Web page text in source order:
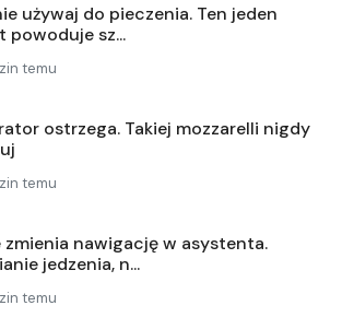
używaj do pieczenia. Ten jeden
powoduje sz...
temu
ostrzega. Takiej mozzarelli nigdy
temu
zmienia nawigację w asystenta.
jedzenia, n...
temu